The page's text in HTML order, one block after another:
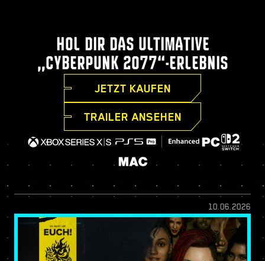
HOL DIR DAS ULTIMATIVE
„CYBERPUNK 2077“-ERLEBNIS
JETZT KAUFEN
TRAILER ANSEHEN
10.06.2026